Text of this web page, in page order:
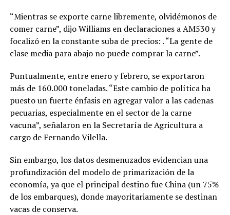
“Mientras se exporte carne libremente, olvidémonos de
comer carne”, dijo Williams en declaraciones a AM530 y
focalizó en la constante suba de precios: . “La gente de
clase media para abajo no puede comprar la carne”.
Puntualmente, entre enero y febrero, se exportaron
más de 160.000 toneladas. “Este cambio de política ha
puesto un fuerte énfasis en agregar valor a las cadenas
pecuarias, especialmente en el sector de la carne
vacuna”, señalaron en la Secretaría de Agricultura a
cargo de Fernando Vilella.
Sin embargo, los datos desmenuzados evidencian una
profundización del modelo de primarización de la
economía, ya que el principal destino fue China (un 75%
de los embarques), donde mayoritariamente se destinan
vacas de conserva.